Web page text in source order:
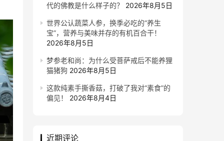
代的佛教是什么样子的？
2026年8月5日
世界公认蔬菜人参，换季必吃的“养生
宝”，营养与美味并存的有机百合干！
2026年8月5日
梦参老和尚：为什么受菩萨戒后不能养狸
猫猪狗 2026年8月5日
这款纯素手撕香菇，打破了我对“素食”的
偏见！
2026年8月4日
近期评论